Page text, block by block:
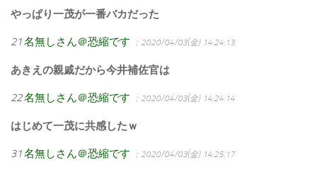
やっぱり一茂が一番バカだった
21名無しさん＠恐縮です ：2020/04/03(金) 14:24:13
あきえの親戚だから今井補佐官は
22名無しさん＠恐縮です ：2020/04/03(金) 14:24:14
はじめて一茂に共感したｗ
31名無しさん＠恐縮です ：2020/04/03(金) 14:25:17